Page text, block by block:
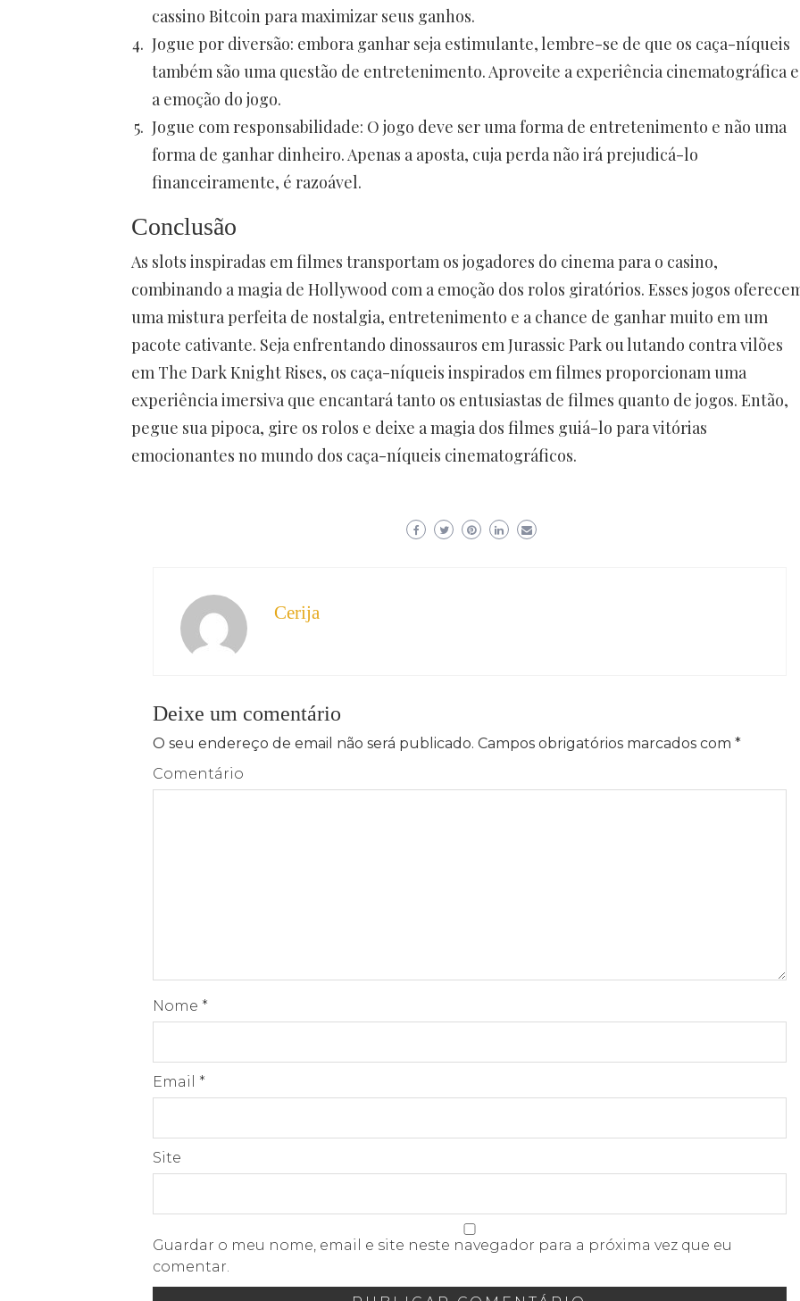
cassino Bitcoin para maximizar seus ganhos.
Jogue por diversão: embora ganhar seja estimulante, lembre-se de que os caça-níqueis
também são uma questão de entretenimento. Aproveite a experiência cinematográfica e
a emoção do jogo.
Jogue com responsabilidade: O jogo deve ser uma forma de entretenimento e não uma
forma de ganhar dinheiro. Apenas a aposta, cuja perda não irá prejudicá-lo
financeiramente, é razoável.
Conclusão
As slots inspiradas em filmes transportam os jogadores do cinema para o casino,
combinando a magia de Hollywood com a emoção dos rolos giratórios. Esses jogos
uma mistura perfeita de nostalgia, entretenimento e a chance de ganhar muito em um
pacote cativante. Seja enfrentando dinossauros em Jurassic Park ou lutando contra vilões
em The Dark Knight Rises, os caça-níqueis inspirados em filmes proporcionam uma
experiência imersiva que encantará tanto os entusiastas de filmes quanto de jogos. Então,
pegue sua pipoca, gire os rolos e deixe a magia dos filmes guiá-lo para vitórias
emocionantes no mundo dos caça-níqueis cinematográficos.
Cerija
Deixe um comentário
O seu endereço de email não será publicado. Campos obrigatórios marcados com *
Comentário
Nome *
Email *
Site
Guardar o meu nome, email e site neste navegador para a próxima vez que eu
comentar.